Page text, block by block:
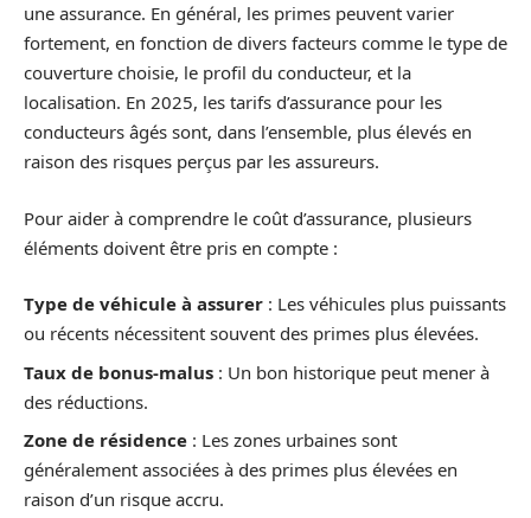
une assurance. En général, les primes peuvent varier
fortement, en fonction de divers facteurs comme le type de
couverture choisie, le profil du conducteur, et la
localisation. En 2025, les tarifs d’assurance pour les
conducteurs âgés sont, dans l’ensemble, plus élevés en
raison des risques perçus par les assureurs.
Pour aider à comprendre le coût d’assurance, plusieurs
éléments doivent être pris en compte :
Type de véhicule à assurer : Les véhicules plus puissants
ou récents nécessitent souvent des primes plus élevées.
Taux de bonus-malus : Un bon historique peut mener à
des réductions.
Zone de résidence : Les zones urbaines sont
généralement associées à des primes plus élevées en
raison d’un risque accru.